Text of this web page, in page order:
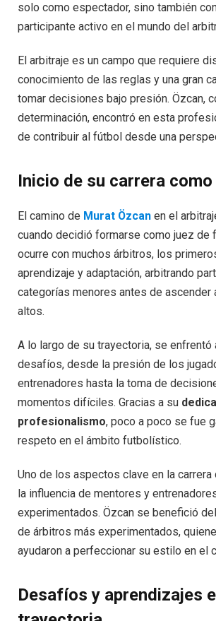
solo como espectador, sino también
participante activo en el mundo del
El arbitraje es un campo que requiere
conocimiento de las reglas y una gran
tomar decisiones bajo presión. Özcan,
determinación, encontró en esta
de contribuir al fútbol desde una
Inicio de su carrera
El camino de Murat Özcan en el
cuando decidió formarse como juez de
ocurre con muchos árbitros, los
aprendizaje y adaptación, arbitrando
categorías menores antes de ascender
altos.
A lo largo de su trayectoria, se enfrentó
desafíos, desde la presión de los
entrenadores hasta la toma de
momentos difíciles. Gracias a su
profesionalismo, poco a poco se fue
respeto en el ámbito futbolístico.
Uno de los aspectos clave en la carrera
la influencia de mentores y
experimentados. Özcan se benefició
de árbitros más experimentados,
ayudaron a perfeccionar su estilo en el
Desafíos y aprendizajes